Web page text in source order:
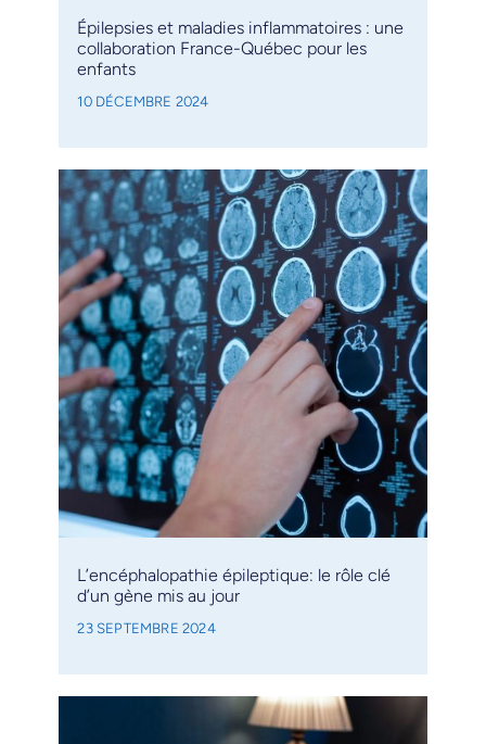
Épilepsies et maladies inflammatoires : une
collaboration France-Québec pour les
enfants
10 DÉCEMBRE 2024
L’encéphalopathie épileptique: le rôle clé
d’un gène mis au jour
23 SEPTEMBRE 2024